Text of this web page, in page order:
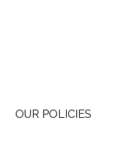
OUR POLICIES